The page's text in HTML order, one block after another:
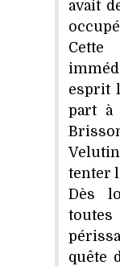
avait
esprit
part à
tenter
Dès
quête